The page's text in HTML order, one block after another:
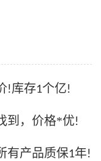
!库存1个亿!
到，价格*优!
有产品质保1年!